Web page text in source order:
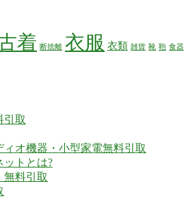
着 断捨離 衣服 衣類 雑貨 靴 鞄 食器
引取
オ機器・小型家電無料引取
ットとは?
無料引取